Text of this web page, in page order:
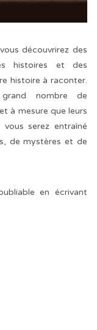
découvrirez des
histoires et des
histoire à raconter.
nombre de
à mesure que leurs
serez entraîné
de mystères et de
en écrivant